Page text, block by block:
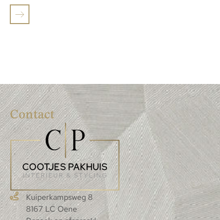
Contact
Kuiperkampsweg 8
8167 LC Oene